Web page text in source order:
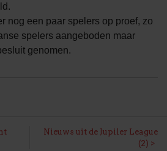
nog een paar spelers op proef, zo
spelers aangeboden maar
genomen.
Nieuws uit de Jupiler League
(2)